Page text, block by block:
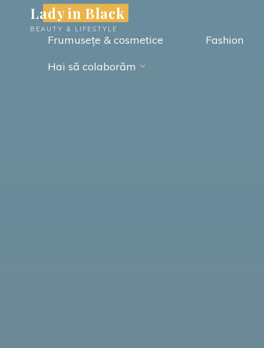
Lady in Black
BEAUTY & LIFESTYLE
Frumusețe & cosmetice Fashion
Hai să colaborăm